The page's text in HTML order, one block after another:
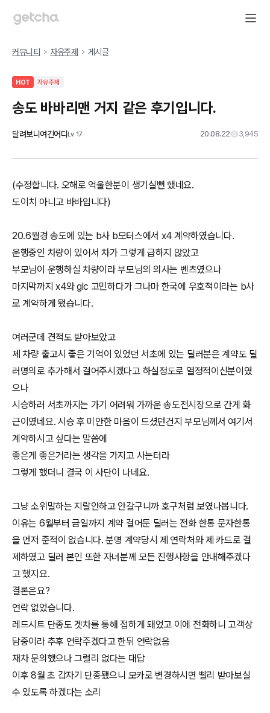
커뮤니티 자유주제 게시글
HOT 자유주제
송도 바바리맨 거지 같은 후기입니다.
달려보니여긴어디 Lv 17 20.08.22 3,945
(수정합니다. 오해로 억울한분이 생기실뻔 했네요.
도이치 아니고 바바입니다)
20.6월경 송도에 있는 b사 b모터스에서 x4 계약하였습니다.
운행중인 차량이 있어서 차가 그렇게 급하지 않았고
부모님이 운행하실 차량이라 부모님의 의사는 벤츠였으나
마지막까지 x4와 glc 고민하다가 그나마 한국에 우호적이라는 b사
로 계약하게 됐습니다.
여러군데 견적도 받아보았고
제 차량 출고시 좋은 기억이 있었던 서초에 있는 딜러분은 계약도 딜
러명의로 추가해서 걸어주시겠다고 하실정도로 열정적이신분이였
으나
시승하러 서초까지는 가기 어려워 가까운 송도전시장으로 간게 화
근이였네요. 시승 후 미안한 마음이 드셨던건지 부모님께서 여기서
계약하시고 싶다는 말씀에
좋은게 좋은거라는 생각을 가지고 사는터라
그렇게 했더니 결국 이 사단이 나네요.
그냥 소위말하는 지랄안하고 안갈구니까 호구처럼 보였나봅니다.
이유는 6월부터 금일까지 계약 걸어둔 딜러는 전화 한통 문자한통
을 먼저 준적이 없습니다. 분명 계약당시 제 연락처와 제 카드로 결
제하였고 딜러 본인 또한 자녀분께 모든 진행사항을 안내해주겠다
고 했지요.
결론은요?
연락 없었습니다.
레드시트 단종도 겟차를 통해 접하게 돼었고 이에 전화하니 고객상
담중이라 추후 연락주겠다고 한뒤 연락없음
재차 문의했으나 그럴리 없다는 대답
이후 8월 초 갑자기 단종됐으니 모카로 변경하시면 빨리 받아보실
수 있도록 하겠다는 소리